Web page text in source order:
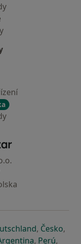
- Hlavní stránka
nové záložce
v nové záložce
se otevře v
, Českose
,
záložce
v nové záložce
otevře v novése otevře v
, Perúse
,